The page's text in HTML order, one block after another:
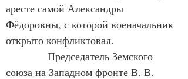
аресте самой Александры
Фёдоровны, с которой военачальник
открыто конфликтовал.
Председатель Земского
союза на Западном фронте В. В.